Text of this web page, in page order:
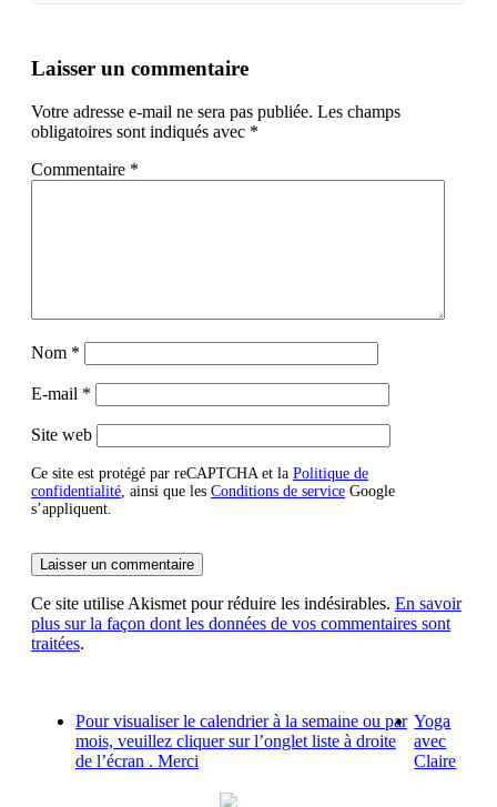
Laisser un commentaire
Votre adresse e-mail ne sera pas publiée. Les champs
obligatoires sont indiqués avec *
Commentaire *
Nom *
E-mail *
Site web
Ce site est protégé par reCAPTCHA et la Politique de
confidentialité , ainsi que les Conditions de service Google
s’appliquent.
Ce site utilise Akismet pour réduire les indésirables. En savoir
plus sur la façon dont les données de vos commentaires sont
traitées.
Pour visualiser le calendrier à la semaine ou par
mois, veuillez cliquer sur l’onglet liste à droite
de l’écran . Merci
Yoga
avec
Claire